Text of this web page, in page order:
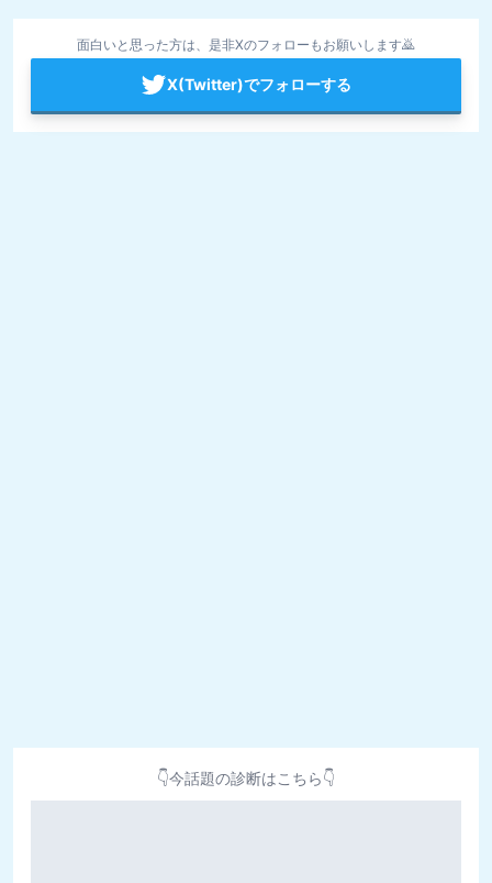
面白いと思った方は、是非Xのフォローもお願いします🙇
X(Twitter)でフォローする
👇今話題の診断はこちら👇